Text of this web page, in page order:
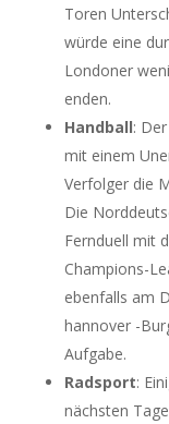
Toren
würde eine
Londoner
enden.
Handball:
mit einem
Verfolger die
Die
Fernduell mit
Champions-
ebenfalls am
hannover -
Aufgabe.
Radsport:
nächsten